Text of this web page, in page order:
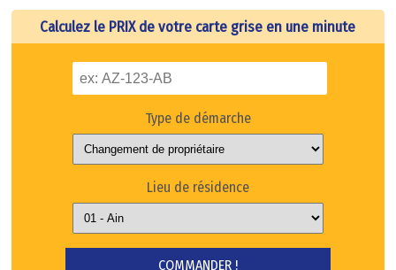
Calculez le PRIX de votre carte grise en une minute
Type de démarche
Lieu de résidence